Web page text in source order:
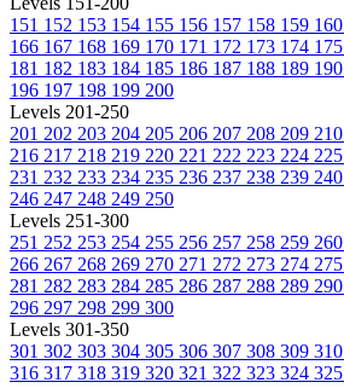
151 152 153 154 155 156 157 158 159 160
166 167 168 169 170 171 172 173 174 175
181 182 183 184 185 186 187 188 189 190
196 197 198 199 200
Levels 201-250
201 202 203 204 205 206 207 208 209 210
216 217 218 219 220 221 222 223 224 225
231 232 233 234 235 236 237 238 239 240
246 247 248 249 250
Levels 251-300
251 252 253 254 255 256 257 258 259 260
266 267 268 269 270 271 272 273 274 275
281 282 283 284 285 286 287 288 289 290
296 297 298 299 300
Levels 301-350
301 302 303 304 305 306 307 308 309 310
316 317 318 319 320 321 322 323 324 325